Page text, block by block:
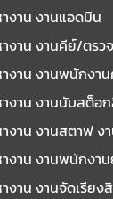
งาน งานแอดมิน
งาน งานคีย์/ตรว
งาน งานพนักงา
งาน งานนับสต็อ
งาน งานสตาฟ ง
งาน งานพนักงา
งาน งานจัดเรีย